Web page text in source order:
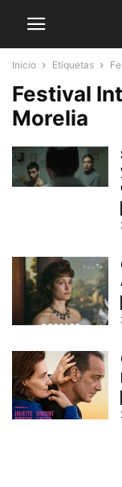
Inicio Etiquetas
Festival
Morelia